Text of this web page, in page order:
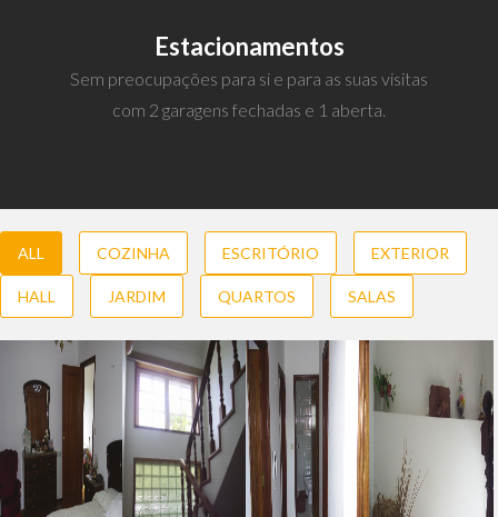
Estacionamentos
Sem preocupações para si e para as suas visitas
com 2 garagens fechadas e 1 aberta.
ALL COZINHA ESCRITÓRIO EXTERIOR
HALL JARDIM QUARTOS SALAS